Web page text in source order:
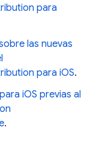
para
las nuevas
para iOS.
iOS previas al
.